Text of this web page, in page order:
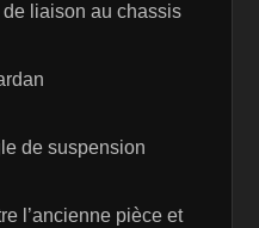
liaison au chassis
de suspension
l’ancienne pièce et